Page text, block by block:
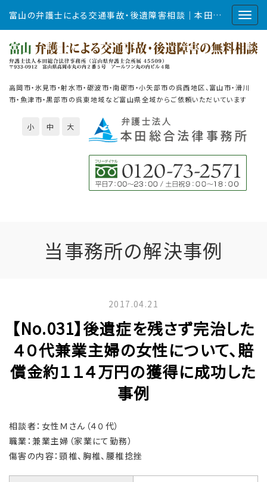
富山の弁護士による交通事故・後遺障害相談｜本田総合法律事務所
高岡市・氷見市・射水市・砺波市・南砺市・小矢部市の呉西地区、富山市・滑川
市・魚津市・黒部市の呉東地域など富山県全域からご依頼いただいています
小 中 大
当事務所の解決事例
2017.04.21
【No.031】後遺症を残さず完治した
４０代兼業主婦の女性について、賠
償金約１１４万円の獲得に成功した
事例
相談者：女性Ｍさん（４０代）
職業：兼業主婦（家業にて勤務）
傷害の内容：頸椎、胸椎、腰椎捻挫